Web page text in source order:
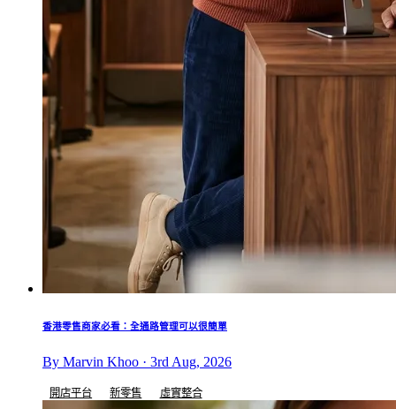
香港零售商家必看：全通路管理可以很簡單
By Marvin Khoo · 3rd Aug, 2026
開店平台 新零售 虛實整合